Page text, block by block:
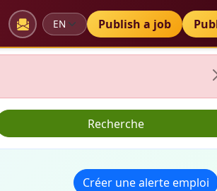
Langue Publish a job
Recherche
Créer une alerte emploi